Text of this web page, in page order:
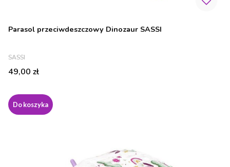
Parasol przeciwdeszczowy Dinozaur SASSI
PRODUCENT
SASSI
Cena
49,00 zł
Do koszyka